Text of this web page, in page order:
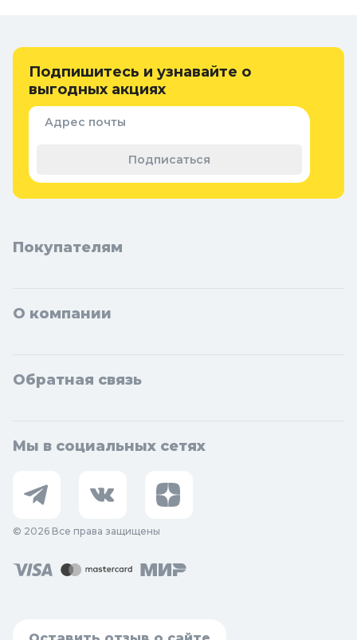
Подпишитесь и узнавайте о
выгодных акциях
Адрес почты
Подписаться
Покупателям
О компании
Обратная связь
Мы в социальных сетях
© 2026 Все права защищены